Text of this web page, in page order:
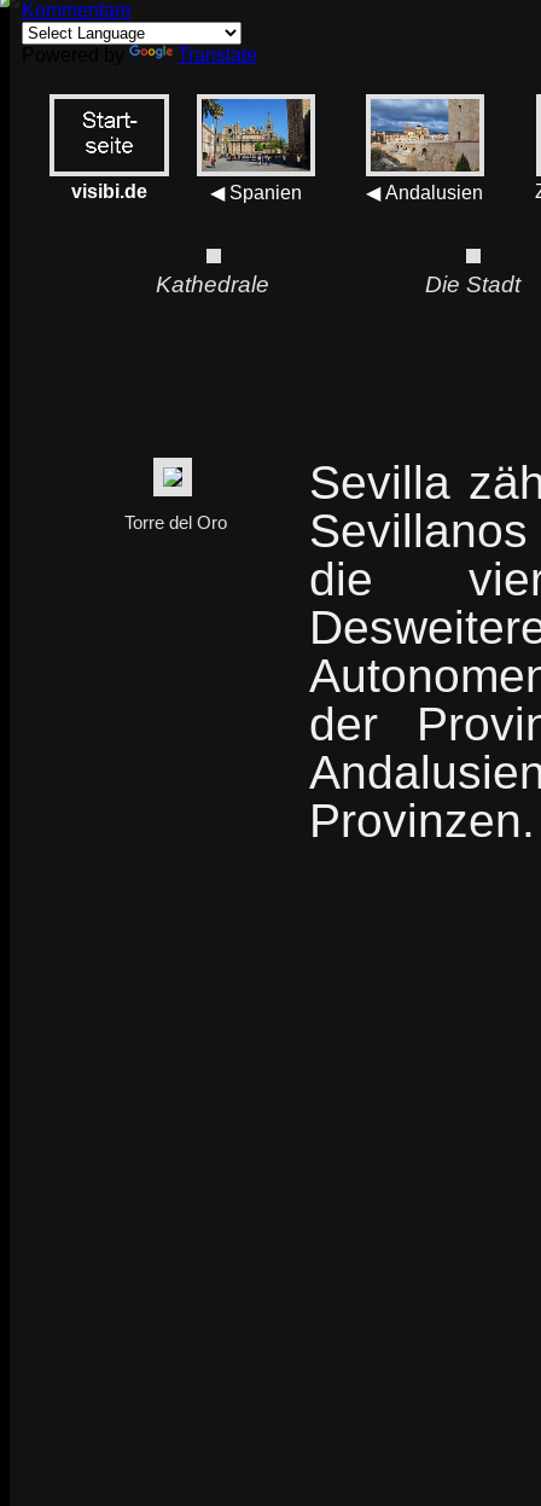
Kommentare
Translate
visibi.de ◀ Spanien ◀ Andalusien
Kathedrale Die Stadt
Torre del Oro
Sevilla
die
der
Provinzen.